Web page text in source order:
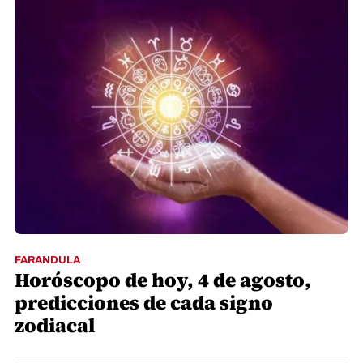
FARANDULA
Horóscopo de hoy, 4 de agosto,
predicciones de cada signo
zodiacal